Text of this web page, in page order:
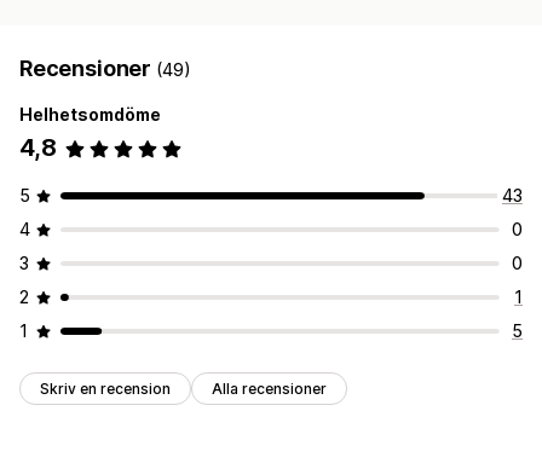
Recensioner (49)
Helhetsomdöme
4,8
5
43
4
0
3
0
2
1
1
5
Skriv en recension Alla recensioner